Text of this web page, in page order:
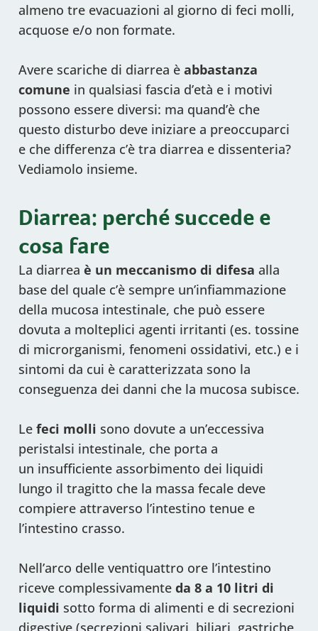
almeno tre evacuazioni al giorno di feci molli,
acquose e/o non formate.
Avere scariche di diarrea è abbastanza
comune in qualsiasi fascia d’età e i motivi
possono essere diversi: ma quand’è che
questo disturbo deve iniziare a preoccuparci
e che differenza c’è tra diarrea e dissenteria?
Vediamolo insieme.
Diarrea: perché succede e
cosa fare
La diarrea è un meccanismo di difesa alla
base del quale c’è sempre un’infiammazione
della mucosa intestinale, che può essere
dovuta a molteplici agenti irritanti (es. tossine
di microrganismi, fenomeni ossidativi, etc.) e i
sintomi da cui è caratterizzata sono la
conseguenza dei danni che la mucosa subisce.
Le feci molli sono dovute a un’eccessiva
peristalsi intestinale, che porta a
un insufficiente assorbimento dei liquidi
lungo il tragitto che la massa fecale deve
compiere attraverso l’intestino tenue e
l’intestino crasso.
Nell’arco delle ventiquattro ore l’intestino
riceve complessivamente da 8 a 10 litri di
liquidi sotto forma di alimenti e di secrezioni
digestive (secrezioni salivari, biliari, gastriche